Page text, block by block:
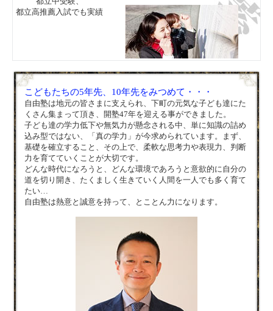
都立高推薦入試でも実績
こどもたちの5年先、10年先をみつめて・・・
自由塾は地元の皆さまに支えられ、下町の元気な子ども達にた
くさん集まって頂き、開塾47年を迎える事ができました。
子ども達の学力低下や無気力が懸念される中、単に知識の詰め
込み型ではない、「真の学力」が今求められています。まず、
基礎を確立すること、その上で、柔軟な思考力や表現力、判断
力を育てていくことが大切です。
どんな時代になろうと、どんな環境であろうと意欲的に自分の
道を切り開き、たくましく生きていく人間を一人でも多く育て
たい…
自由塾は熱意と誠意を持って、とことん力になります。